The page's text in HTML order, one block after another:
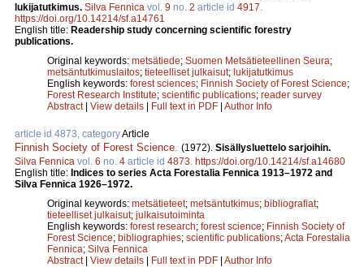
lukijatutkimus. Silva Fennica vol. 9 no. 2 article id 4917
https://doi.org/10.14214/sf.a14761
English title: Readership study concerning scientific forestry
publications.
Original keywords: metsätiede; Suomen Metsätieteellinen Seura;
metsäntutkimuslaitos; tieteelliset julkaisut; lukijatutkimus
English keywords: forest sciences; Finnish Society of Forest Science;
Forest Research Institute; scientific publications; reader survey
Abstract| View details | Full text in PDF | Author Info
article id 4873, categoryArticle
Finnish Society of Forest Science (1972). Sisällysluettelo sarjoihin.
Silva Fennica vol. 6 no. 4 article id 4873 https://doi.org/10.14214/sf.a14680
English title: Indices to series Acta Forestalia Fennica 1913–1972 and
Silva Fennica 1926–1972.
Original keywords: metsätieteet; metsäntutkimus; bibliografiat;
tieteelliset julkaisut; julkaisutoiminta
English keywords: forest research; forest science; Finnish Society of
Forest Science; bibliographies; scientific publications;Acta Forestalia
Fennica; Silva Fennica
Abstract| View details | Full text in PDF | Author Info